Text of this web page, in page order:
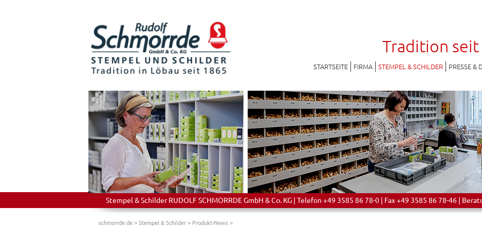
Tradition
STARTSEITE FIRMA STEMPEL & SCHILDER PRESSE &
Stempel & Schilder RUDOLF SCHMORRDE GmbH & Co. KG | Telefon +49 3585 86 78-0 | Fax +49 3585 86 78-46 |
schmorrde.de>Stempel & Schilder> Produkt-News>